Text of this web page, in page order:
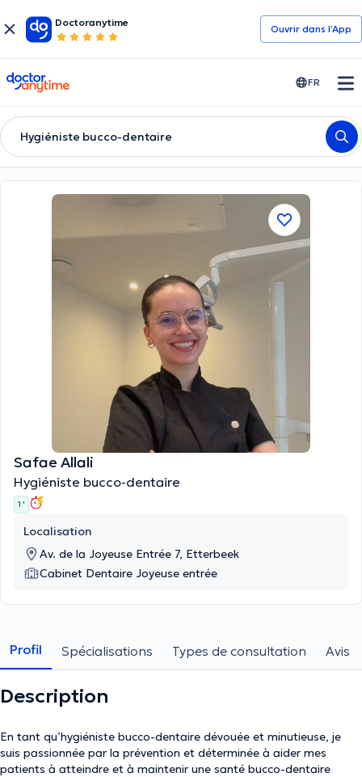
Doctoranytime
Ouvrir dans l’App
doctoranytime FR
Hygiéniste bucco-dentaire
Safae Allali
Hygiéniste bucco-dentaire
1 '
Localisation
Av. de la Joyeuse Entrée 7, Etterbeek
Cabinet Dentaire Joyeuse entrée
Profil Spécialisations Types de consultation Avis
Description
En tant qu’hygiéniste bucco-dentaire dévouée et minutieuse, je
suis passionnée par la prévention et déterminée à aider mes
patients à atteindre et à maintenir une santé bucco-dentaire